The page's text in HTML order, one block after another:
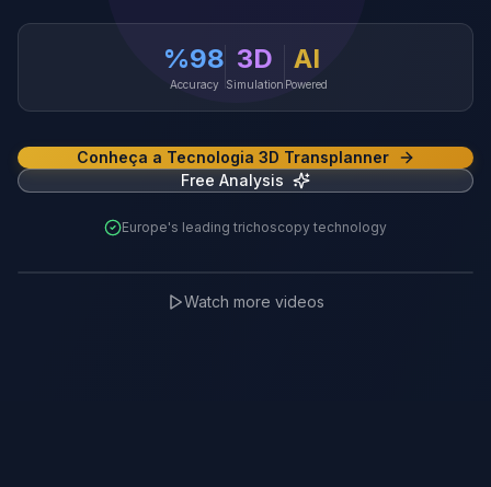
TrichoLab Partner 🇵🇱
Watch more videos
%98
Accuracy
3D
Simulation
AI
Powered
Conheça a Tecnologia 3D Transplanner
Free Analysis
Europe's leading trichoscopy technology